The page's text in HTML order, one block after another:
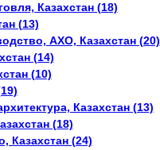
Казахстан (18)
(13)
АХО, Казахстан (20)
(14)
(10)
Казахстан (13)
(18)
Казахстан (24)